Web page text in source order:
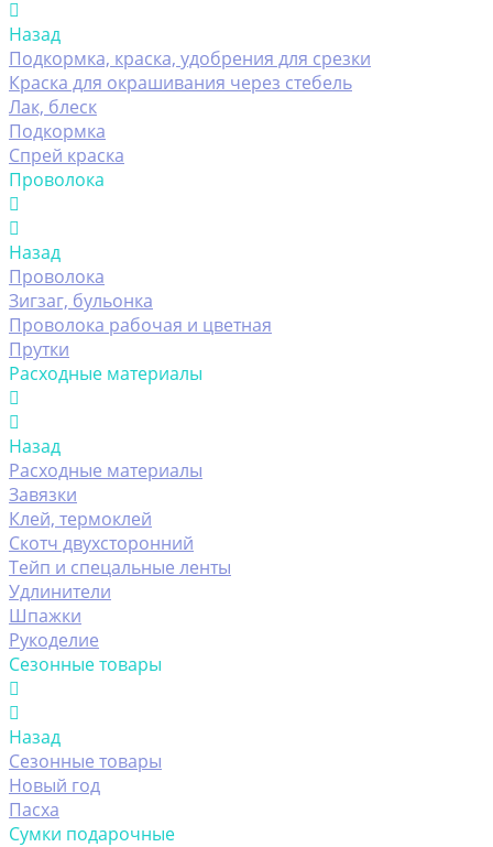
Назад
Подкормка, краска, удобрения для срезки
Краска для окрашивания через стебель
Лак, блеск
Подкормка
Спрей краска
Проволока
Назад
Проволока
Зигзаг, бульонка
Проволока рабочая и цветная
Прутки
Расходные материалы
Назад
Расходные материалы
Завязки
Клей, термоклей
Скотч двухсторонний
Тейп и спецальные ленты
Удлинители
Шпажки
Рукоделие
Сезонные товары
Назад
Сезонные товары
Новый год
Пасха
Сумки подарочные